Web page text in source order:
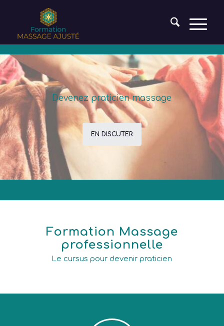
Devenez praticien massage
EN DISCUTER
Formation Massage
professionnelle
Le cursus pour devenir praticien